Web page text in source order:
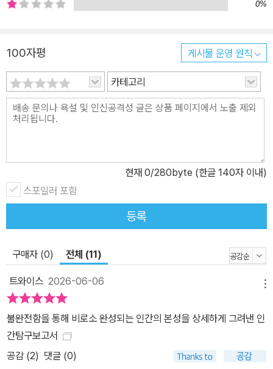
철학, 과학, 심리학, 예술, … 인간 본성에 대한 가장 지적인 탐구 팀 하
을 거쳐, 신호등을 없애자 오히려 안전해진 네덜란드의 교차로(사회
심리학)까지 종횡무진 누빈다. 그는 인류가 이룩한 위대한 성취의 이
면에는 언제나 ‘완벽하게 설계된 각본’이 아닌, 예측 불가능한 상황에
대응하는 인간 고유의 ‘즉흥성’과 ‘임기응변’이 있었음을 날카롭고 지
적인 통찰로 증명해 낸다. 분야를 가리지 않고 펼쳐지는 인간 본성에
언 이노의 모호한 전략이나, 효율성이라는 잣대로는 설명 불가능한
낡은 건물의 창조적 에너지 등은 최적화의 굴레에 갇힌 우리에게 새
로운 해방감을 선사한다. 알고리즘이 도달할 수 없는 지점, 즉 모호함
과 불완전함이라는 여백이야말로 인간이 세상을 더 유연하고 단단하
한 사례를 통해 설득력 있게 보여준다. “이 책은 예언서다. 몇 번이고
다시 읽어도 틀린 내용이 하나도 없다” 10년 전 원서가 출간된 이후,
미국〈뉴욕타임스〉, 영국〈더 타임스〉등 주요 언론 매체와 아마존 등 주
요 서점의 ’올해의 책‘으로 선정되고, 10만 부 이상 판매되어 그해 베
스트셀러 최상단에 이름을 올린 이 책은, 오히려 시간이 지날수록 그
어의 필터 버블 위험‘, 계속해서 입장을 바꾸는 정치인의 불안정한 효
0%
100자평 게시물 운영 원칙
카테고리
현재 0/280byte (한글 140자 이내)
스포일러 포함
등록
구매자 (0) 전체 (11)
트와이스 2026-06-06
불완전함을 통해 비로소 완성되는 인간의 본성을 상세하게 그려낸 인
간탐구보고서
공감 (2) 댓글 (0)